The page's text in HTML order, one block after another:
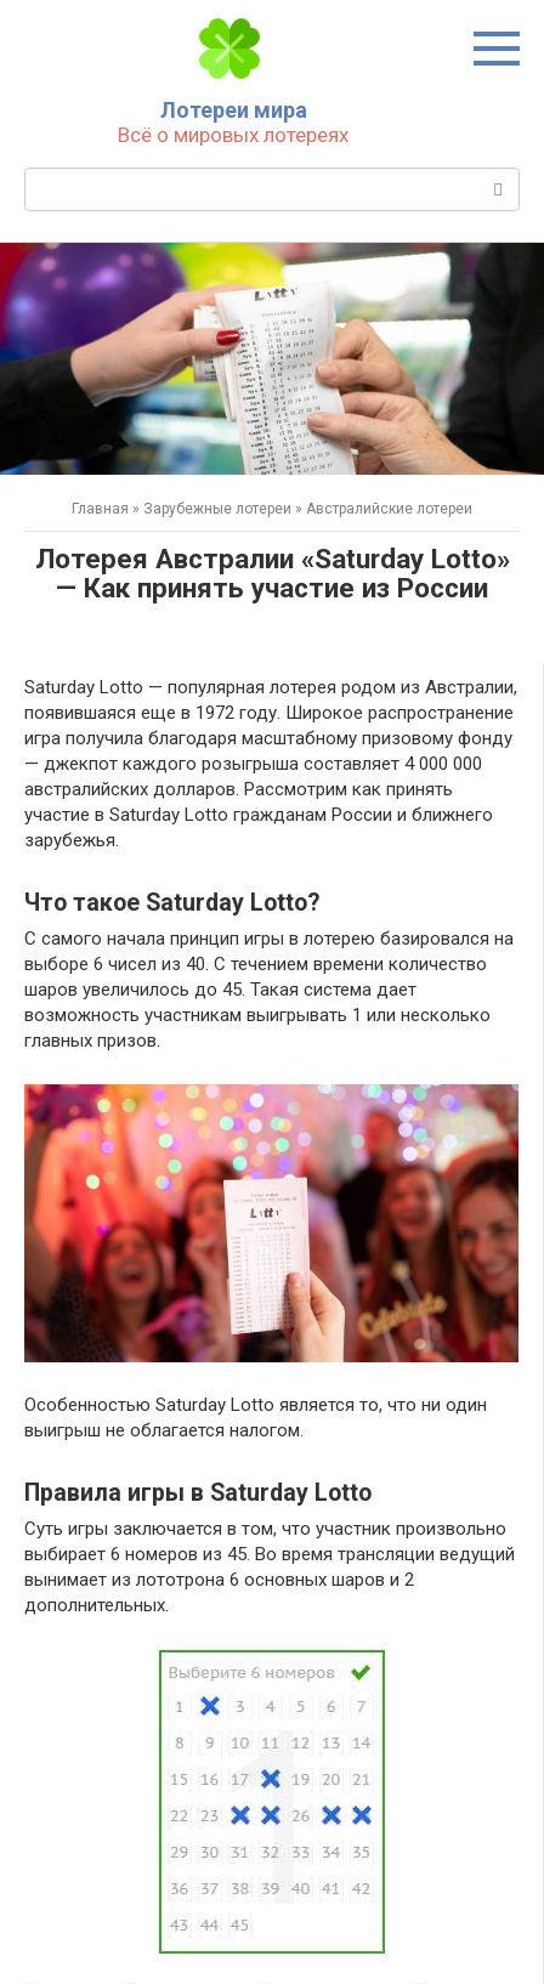
Лотереи мира
Всё о мировых лотереях
Поиск:
Главная » Зарубежные лотереи » Австралийские лотереи
Лотерея Австралии «Saturday Lotto»
— Как принять участие из России
Saturday Lotto — популярная лотерея родом из Австралии,
появившаяся еще в 1972 году. Широкое распространение
игра получила благодаря масштабному призовому фонду
— джекпот каждого розыгрыша составляет 4 000 000
австралийских долларов. Рассмотрим как принять
участие в Saturday Lotto гражданам России и ближнего
зарубежья.
Что такое Saturday Lotto?
С самого начала принцип игры в лотерею базировался на
выборе 6 чисел из 40. С течением времени количество
шаров увеличилось до 45. Такая система дает
возможность участникам выигрывать 1 или несколько
главных призов.
Особенностью Saturday Lotto является то, что ни один
выигрыш не облагается налогом.
Правила игры в Saturday Lotto
Суть игры заключается в том, что участник произвольно
выбирает 6 номеров из 45. Во время трансляции ведущий
вынимает из лототрона 6 основных шаров и 2
дополнительных.